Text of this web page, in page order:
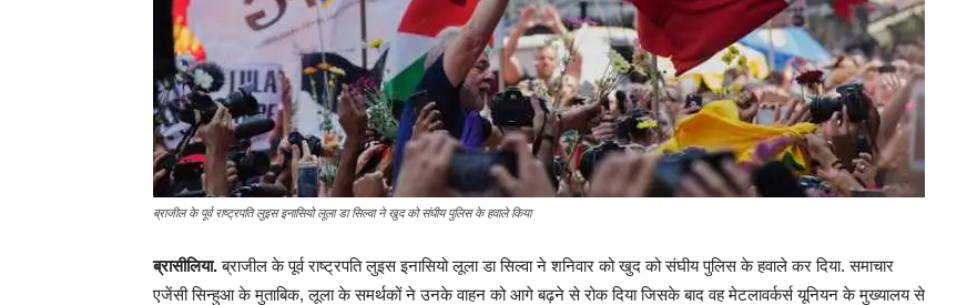
ब्राजील के पूर्व राष्ट्रपति लुइस इनासियो लूला डा सिल्वा ने खुद को संघीय पुलिस के हवाले किया
ब्रासीलिया.ब्राजील के पूर्व राष्ट्रपति लुइस इनासियो लूला डा सिल्वा ने शनिवार को खुद को संघीय पुलिस के हवाले कर दिया. समाचार
एजेंसी सिन्हुआ के मुताबिक, लूला के समर्थकों ने उनके वाहन को आगे बढ़ने से रोक दिया जिसके बाद वह मेटलावर्कर्स यूनियन के मुख्यालय से